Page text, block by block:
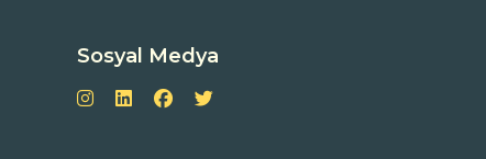
Sosyal Medya